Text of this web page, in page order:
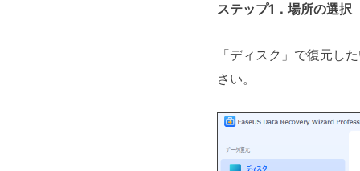
ステップ1．場所の選択
「ディスク」で復元し
さい。